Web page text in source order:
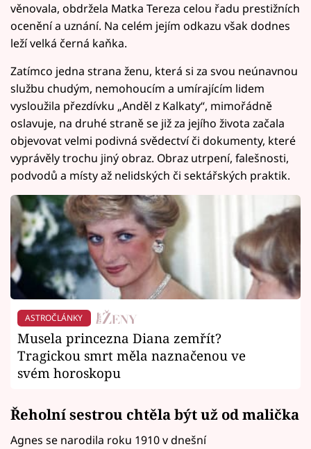
věnovala, obdržela Matka Tereza celou řadu prestižních
ocenění a uznání. Na celém jejím odkazu však dodnes
leží velká černá kaňka.
Zatímco jedna strana ženu, která si za svou neúnavnou
službu chudým, nemohoucím a umírajícím lidem
vysloužila přezdívku „Anděl z Kalkaty“, mimořádně
oslavuje, na druhé straně se již za jejího života začala
objevovat velmi podivná svědectví či dokumenty, které
vyprávěly trochu jiný obraz. Obraz utrpení, falešnosti,
podvodů a místy až nelidských či sektářských praktik.
ASTROČLÁNKY
Musela princezna Diana zemřít?
Tragickou smrt měla naznačenou ve
svém horoskopu
Řeholní sestrou chtěla být už od malička
Agnes se narodila roku 1910 v dnešní